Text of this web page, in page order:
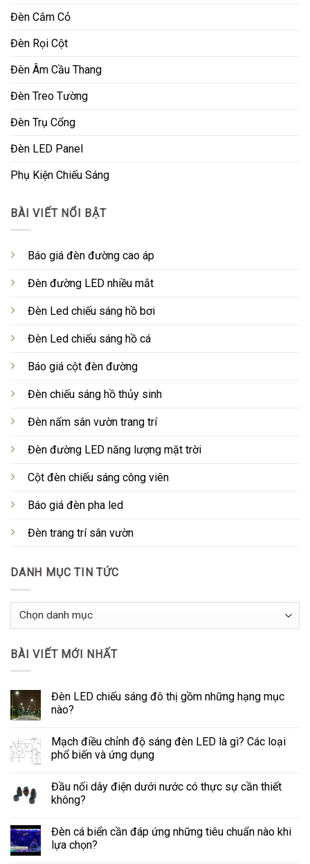
Đèn Cắm Cỏ
Đèn Rọi Cột
Đèn Âm Cầu Thang
Đèn Treo Tường
Đèn Trụ Cổng
Đèn LED Panel
Phụ Kiện Chiếu Sáng
BÀI VIẾT NỔI BẬT
Báo giá đèn đường cao áp
Đèn đường LED nhiều mắt
Đèn Led chiếu sáng hồ bơi
Đèn Led chiếu sáng hồ cá
Báo giá cột đèn đường
Đèn chiếu sáng hồ thủy sinh
Đèn nấm sân vườn trang trí
Đèn đường LED năng lượng mặt trời
Cột đèn chiếu sáng công viên
Báo giá đèn pha led
Đèn trang trí sân vườn
DANH MỤC TIN TỨC
Danh
Tức
BÀI VIẾT MỚI NHẤT
Đèn LED chiếu sáng đô thị gồm những hạng mục
nào?
Mạch điều chỉnh độ sáng đèn LED là gì? Các loại
phổ biến và ứng dụng
Đầu nối dây điện dưới nước có thực sự cần thiết
không?
Đèn cá biển cần đáp ứng những tiêu chuẩn nào khi
lựa chọn?